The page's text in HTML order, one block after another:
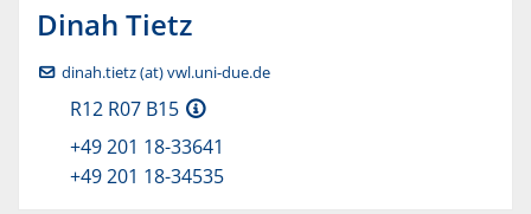
Dinah Tietz
dinah.tietz (at) vwl.uni-due.de
R12 R07 B15
+49 201 18-33641
+49 201 18-34535